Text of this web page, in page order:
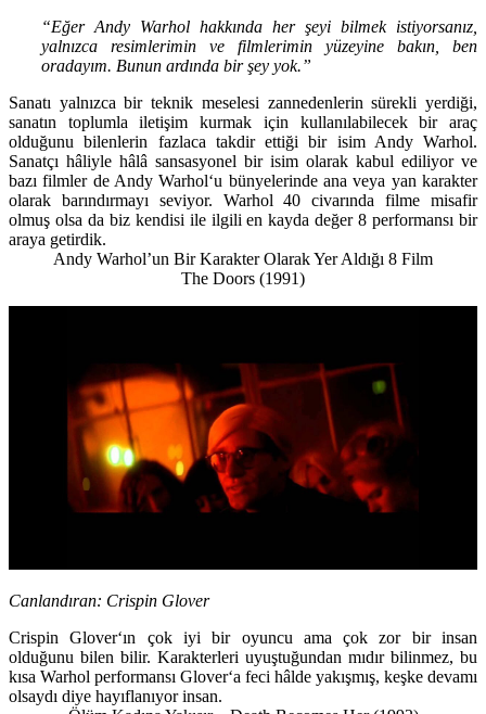
“Eğer Andy Warhol hakkında her şeyi bilmek istiyorsanız,
yalnızca resimlerimin ve filmlerimin yüzeyine bakın, ben
oradayım. Bunun ardında bir şey yok.”
Sanatı yalnızca bir teknik meselesi zannedenlerin sürekli yerdiği,
sanatın toplumla iletişim kurmak için kullanılabilecek bir araç
olduğunu bilenlerin fazlaca takdir ettiği bir isim Andy Warhol.
Sanatçı hâliyle hâlâ sansasyonel bir isim olarak kabul ediliyor ve
bazı filmler de Andy Warhol‘u bünyelerinde ana veya yan karakter
olarak barındırmayı seviyor. Warhol 40 civarında filme misafir
olmuş olsa da biz kendisi ile ilgili en kayda değer 8 performansı bir
araya getirdik.
Andy Warhol’un Bir Karakter Olarak Yer Aldığı 8 Film
The Doors (1991)
Canlandıran: Crispin Glover
Crispin Glover‘ın çok iyi bir oyuncu ama çok zor bir insan
olduğunu bilen bilir. Karakterleri uyuştuğundan mıdır bilinmez, bu
kısa Warhol performansı Glover‘a feci hâlde yakışmış, keşke devamı
olsaydı diye hayıflanıyor insan.